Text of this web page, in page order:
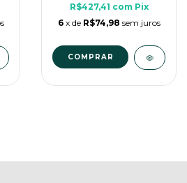
R$427,41 com Pix
6 x de R$74,98 sem juros